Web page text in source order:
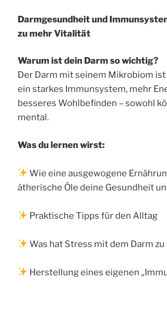
Darmgesundheit und
zu mehr Vitalität
Warum ist dein Darm so wichtig?
Der Darm mit seinem Mikrobiom
ein starkes Immunsystem, mehr
besseres Wohlbefinden – sowohl
mental.
Was du lernen wirst:
Wie eine ausgewogene
ätherische Öle deine Gesundheit
Praktische Tipps für den Alltag
Was hat Stress mit dem Darm zu
Herstellung eines eigenen